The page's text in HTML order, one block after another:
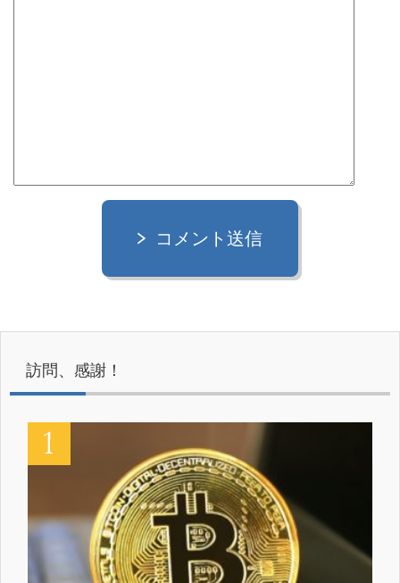
コメント送信
訪問、感謝！